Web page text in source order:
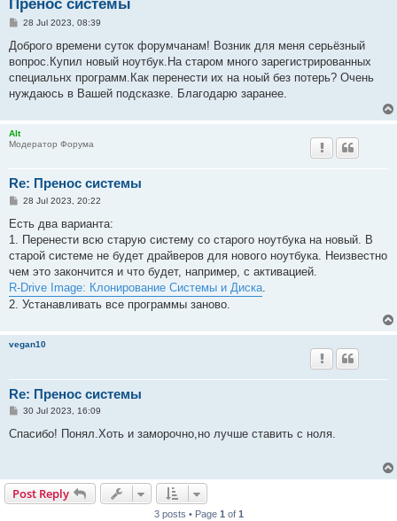
Пренос системы
P
s
28 Jul 2023, 08:39
Доброго времени суток форумчанам! Возник для меня серьёзный
вопрос.Купил новый ноутбук.На старом много зарегистрированных
специальнх программ.Как перенести их на ноый без потерь? Очень
нуждаюсь в Вашей подсказке. Благодарю заранее.
Alt
Модератор Форума
Re: Пренос системы
P
s
28 Jul 2023, 20:22
Есть два варианта:
1. Перенести всю старую систему со старого ноутбука на новый. В
старой системе не будет драйверов для нового ноутбука. Неизвестно
чем это закончится и что будет, например, с активацией.
R-Drive Image: Клонирование Системы и Диска
2. Устанавливать все программы заново.
vegan10
Re: Пренос системы
P
s
30 Jul 2023, 16:09
Спасибо! Понял.Хоть и заморочно,но лучше ставить с ноля.
Post Reply
3 posts • Page 1 of 1